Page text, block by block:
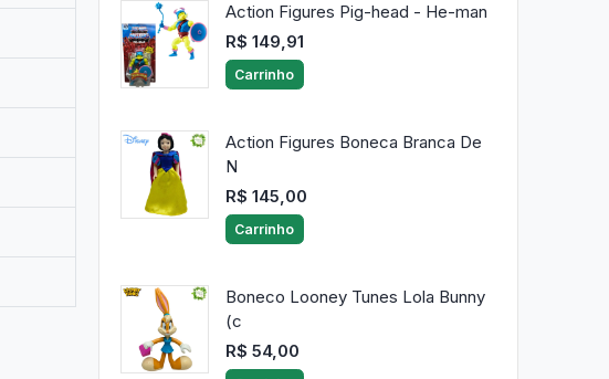
Action Figures Pig-head - He-man
R$ 149,91
Carrinho
Action Figures Boneca Branca De
N
R$ 145,00
Carrinho
Boneco Looney Tunes Lola Bunny
(c
R$ 54,00